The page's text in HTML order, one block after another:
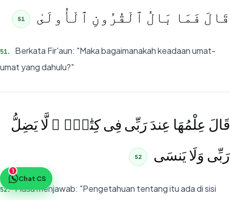
قَالَ فَمَا بَالُ ٱلْقُرُونِ ٱلْأُولَىٰ 51
51.
Berkata Fir'aun: "Maka bagaimanakah keadaan umat-
umat yang dahulu?"
قَالَ عِلْمُهَا عِندَ رَبِّى فِى كِتَٰبٍۢ ۖ لَّا يَضِلُّ
رَبِّى وَلَا يَنسَى
52
52. Musa menjawab: "Pengetahuan tentang itu ada di sisi
Chat CS
1